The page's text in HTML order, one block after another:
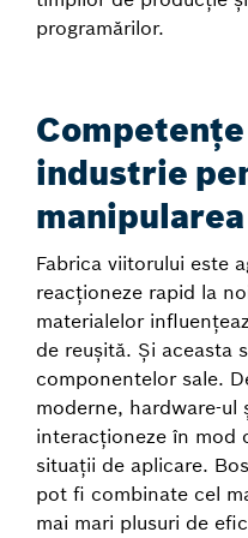
programărilor.
industrie
Fabrica viitorului este
reacționeze rapid la
materialelor
de reușită. Și aceasta
componentelor sale.
moderne, hardware-ul
interacționeze în mod
situații de aplicare.
pot fi combinate cel
mai mari plusuri de